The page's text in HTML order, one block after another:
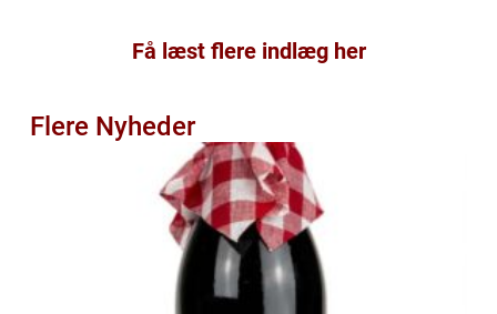
Få læst flere indlæg her
Flere Nyheder